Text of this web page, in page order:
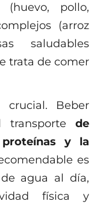
pollo,
(arroz
saludables
trata de comer
crucial. Beber
transporte de
y la
es
agua al día,
física y